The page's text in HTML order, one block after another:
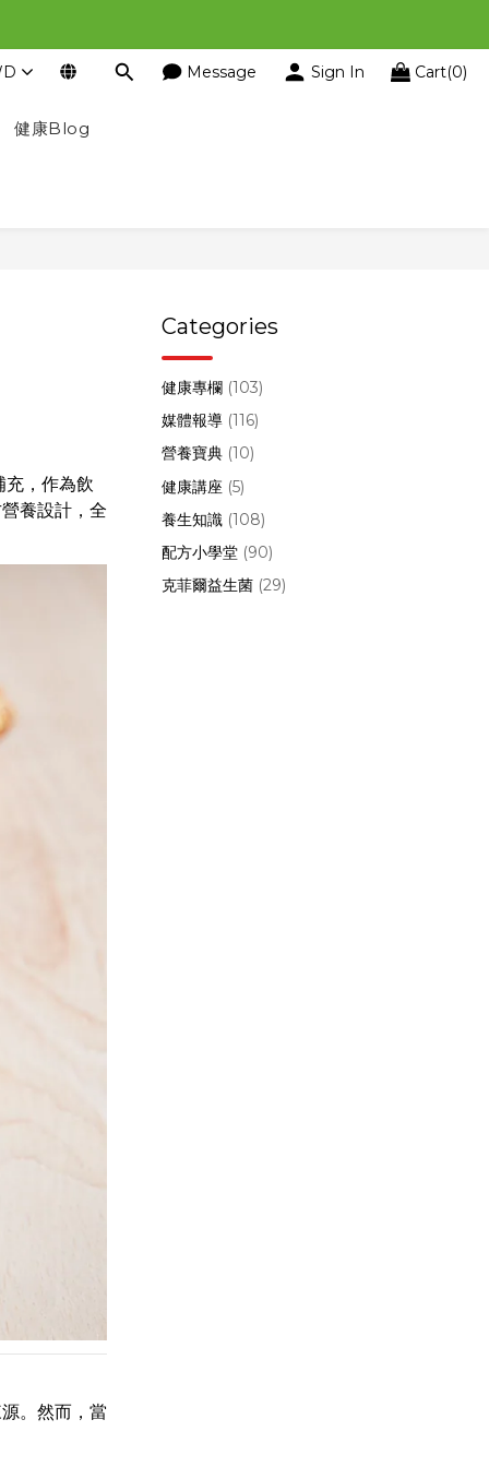
Message Sign In Cart(0)
健康Blog
充，作為飲
養設計，全
。然而，當
Categories
健康專欄 (103)
媒體報導 (116)
營養寶典 (10)
健康講座 (5)
養生知識 (108)
配方小學堂 (90)
克菲爾益生菌 (29)